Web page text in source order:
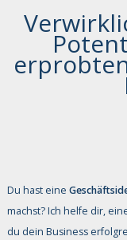
Du hast eine
machst? Ich helfe dir,
du dein Business